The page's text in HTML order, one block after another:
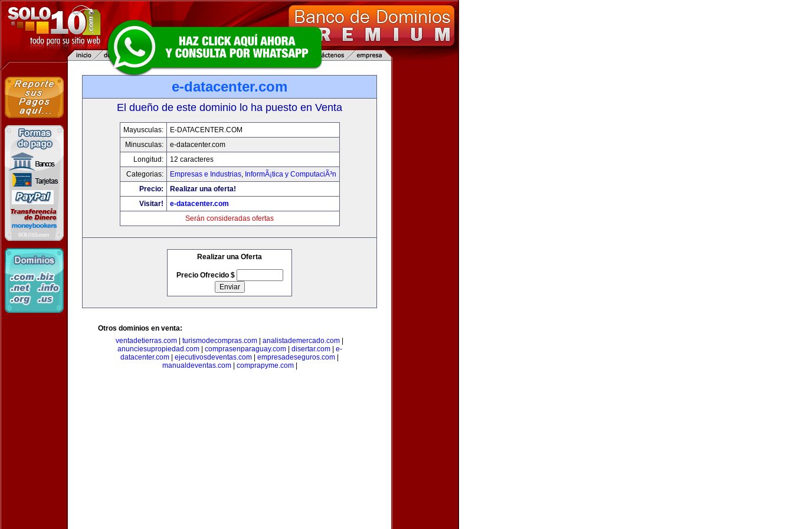
e-datacenter.com
El dueño de este dominio lo ha puesto en Venta
Mayusculas:
E-DATACENTER.COM
Minusculas:
e-datacenter.com
Longitud:
12 caracteres
Categorias:
Empresas e Industrias, InformÃ¡tica y ComputaciÃ³n
Precio:
Realizar una oferta!
Visitar!
e-datacenter.com
Serán consideradas ofertas
Realizar una Oferta
Precio Ofrecido $
Otros dominios en venta:
ventadetierras.com
turismodecompras.com analistademercado.com
anunciesupropiedad.com| comprasenparaguay.com| disertar.com| e-
datacenter.com
ejecutivosdeventas.com empresadeseguros.com
manualdeventas.com| comprapyme.com|